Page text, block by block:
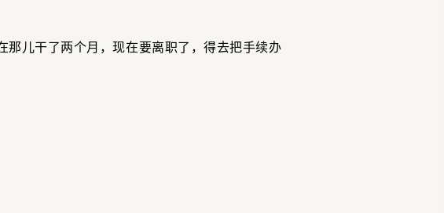
儿干了两个月，现在要离职了，得去把手续办